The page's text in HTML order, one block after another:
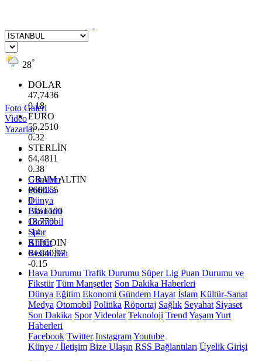
28°
DOLAR
47,7436
0.18
EURO
55,2510
0.32
STERLİN
64,4811
0.38
GRAM ALTIN
6660.55
0
BİST100
13.779
-14
BITCOIN
64.840,97
-0.15
Foto Galeri
Video
Yazarlar
Gündem
Politika
Dünya
Ekonomi
Otomobil
Spor
Kültür
Resmi İlan
Hava Durumu Trafik Durumu Süper Lig Puan Durumu ve
Fikstür Tüm Manşetler Son Dakika Haberleri
Dünya Eğitim Ekonomi Gündem Hayat İslam Kültür-Sanat
Medya Otomobil Politika Röportaj Sağlık Seyahat Siyaset
Son Dakika Spor Videolar Teknoloji Trend YaşamYurt
Haberleri
Facebook Twitter InstagramYoutube
Künye / İletişim Bize Ulaşın RSS Bağlantıları Üyelik Girişi